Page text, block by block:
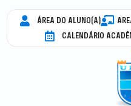
ÁREA DO ALUNO(A)
CALENDÁRIO